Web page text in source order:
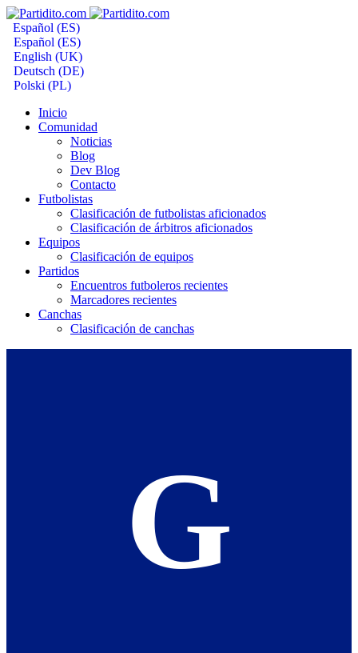
Español (ES)
Español (ES)
English (UK)
Deutsch (DE)
Polski (PL)
Inicio
Comunidad
Noticias
Blog
Dev Blog
Contacto
Futbolistas
Clasificación de futbolistas aficionados
Clasificación de árbitros aficionados
Equipos
Clasificación de equipos
Partidos
Encuentros futboleros recientes
Marcadores recientes
Canchas
Clasificación de canchas
G